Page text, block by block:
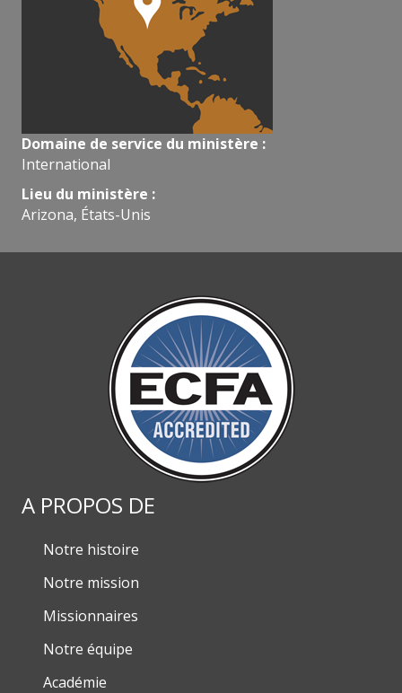
Domaine de service du ministère :
International
Lieu du ministère :
Arizona, États-Unis
A PROPOS DE
Notre histoire
Notre mission
Missionnaires
Notre équipe
Académie